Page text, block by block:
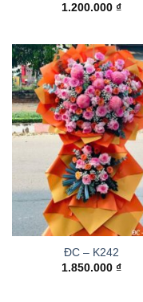
1.200.000 ₫
ĐC – K242
1.850.000 ₫